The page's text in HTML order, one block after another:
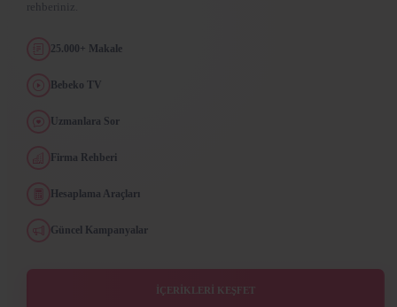
rehberiniz.
25.000+ Makale
Bebeko TV
Uzmanlara Sor
Firma Rehberi
Hesaplama Araçları
Güncel Kampanyalar
İÇERİKLERİ KEŞFET